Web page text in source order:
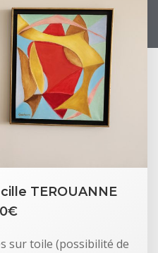
TEROUANNE
sur toile (possibilité de